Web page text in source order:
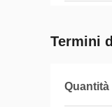
Termini